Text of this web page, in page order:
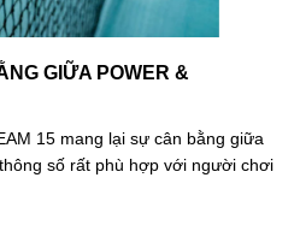
GIỮA POWER &
15 mang lại sự cân bằng giữa
số rất phù hợp với người chơi